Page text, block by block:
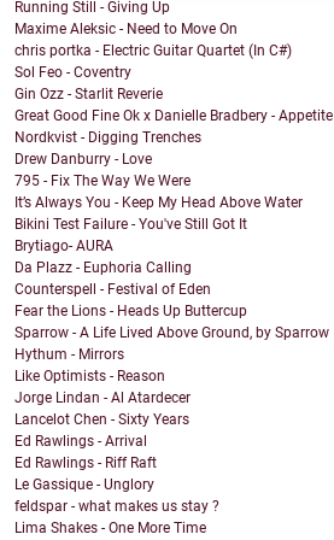
Running Still - Giving Up
Maxime Aleksic - Need to Move On
chris portka - Electric Guitar Quartet (In C#)
Sol Feo - Coventry
Gin Ozz - Starlit Reverie
Great Good Fine Ok x Danielle Bradbery - Appetite
Nordkvist - Digging Trenches
Drew Danburry - Love
795 - Fix The Way We Were
It’s Always You - Keep My Head Above Water
Bikini Test Failure - You've Still Got It
Brytiago- AURA
Da Plazz - Euphoria Calling
Counterspell - Festival of Eden
Fear the Lions - Heads Up Buttercup
Sparrow - A Life Lived Above Ground, by Sparrow
Hythum - Mirrors
Like Optimists - Reason
Jorge Lindan - Al Atardecer
Lancelot Chen - Sixty Years
Ed Rawlings - Arrival
Ed Rawlings - Riff Raft
Le Gassique - Unglory
feldspar - what makes us stay ?
Lima Shakes - One More Time